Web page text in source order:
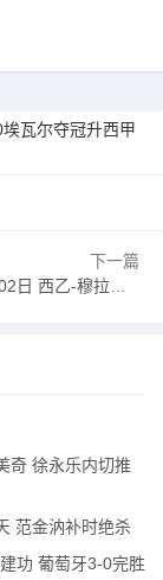
瓦尔夺冠升西甲
下一篇
击 埃尔切4-0大胜拉科第二升西甲
奇 徐永乐内切推
范金汭补时绝杀
功 葡萄牙3-0完胜